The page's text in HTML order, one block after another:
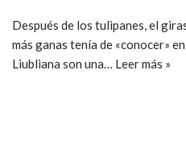
Después de los tulipanes, el
más ganas tenía de «conocer»
Liubliana son una… Leer más »